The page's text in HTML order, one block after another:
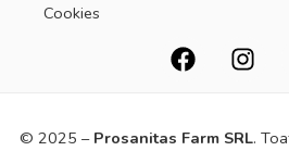
Cookies
© 2025 – Prosanitas FarmSRL.